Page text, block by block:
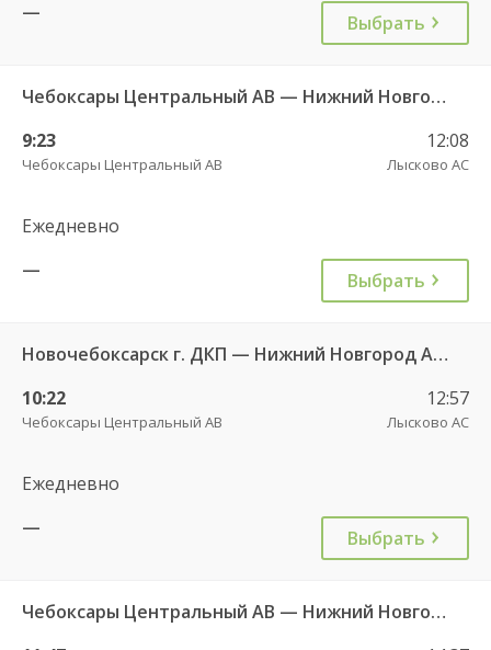
— Выбрать
Чебоксары Центральный АВ — Нижний Новгород АС Канавинская 501
9:23
Чебоксары Центральный АВ
12:08
Лысково АС
Ежедневно
—
Выбрать
Новочебоксарск г. ДКП — Нижний Новгород Автовокзал «ТПУ Канавинский» 7938
10:22
Чебоксары Центральный АВ
12:57
Лысково АС
Ежедневно
—
Выбрать
Чебоксары Центральный АВ — Нижний Новгород АС Канавинская 501